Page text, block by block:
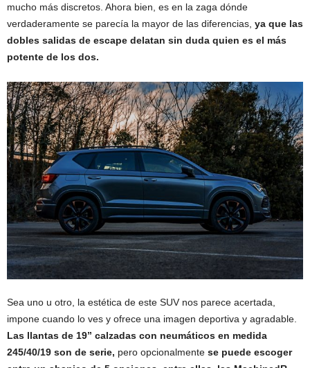
mucho más discretos. Ahora bien, es en la zaga dónde
verdaderamente se parecía la mayor de las diferencias, ya que las
dobles salidas de escape delatan sin duda quien es el más
potente de los dos.
Sea uno u otro, la estética de este SUV nos parece acertada,
impone cuando lo ves y ofrece una imagen deportiva y agradable.
Las llantas de 19” calzadas con neumáticos en medida
245/40/19 son de serie, pero opcionalmente se puede escoger